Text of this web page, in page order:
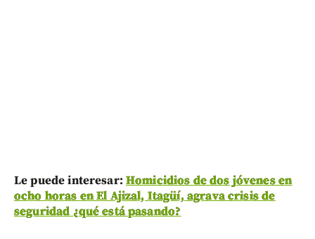
Le puede interesar: Homicidios de dos jóvenes en
ocho horas en El Ajizal, Itagüí, agrava crisis de
seguridad ¿qué está pasando?